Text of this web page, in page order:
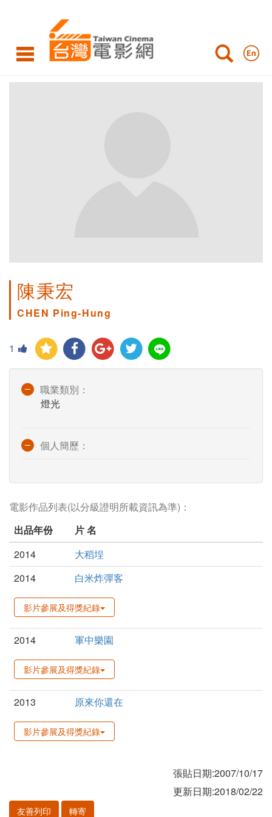
陳秉宏
CHEN Ping-Hung
1
職業類別：
燈光
個人簡歷：
電影作品列表(以分級證明所載資訊為準)：
出品年份
片 名
2014
大稻埕
2014
白米炸彈客
影片參展及得獎紀錄
2014 軍中樂園
影片參展及得獎紀錄
2013 原來你還在
影片參展及得獎紀錄
張貼日期:2007/10/17
更新日期:2018/02/22
友善列印 轉寄